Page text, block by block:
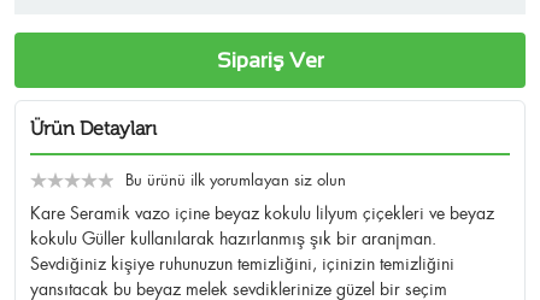
Sipariş Ver
Ürün Detayları
Bu ürünü ilk yorumlayan siz olun
Kare Seramik vazo içine beyaz kokulu lilyum çiçekleri ve beyaz
kokulu Güller kullanılarak hazırlanmış şık bir aranjman.
Sevdiğiniz kişiye ruhunuzun temizliğini, içinizin temizliğini
yansıtacak bu beyaz melek sevdiklerinize güzel bir seçim